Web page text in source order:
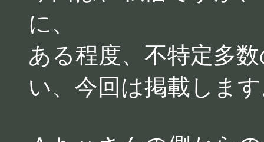
に、
ある程度、不特定多
い、今回は掲載しま